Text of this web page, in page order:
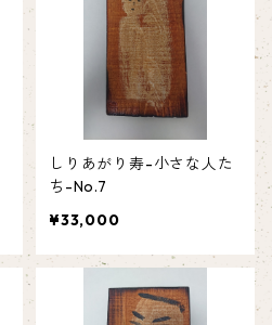
しりあがり寿-小さな人た
ち-No.7
¥33,000